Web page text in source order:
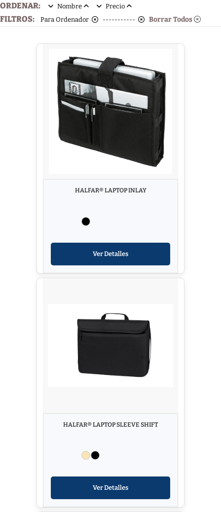
ORDENAR: Nombre Precio
FILTROS: Para Ordenador ----------- Borrar Todos
HALFAR® LAPTOP INLAY
Ver Detalles
HALFAR® LAPTOP SLEEVE SHIFT
Ver Detalles